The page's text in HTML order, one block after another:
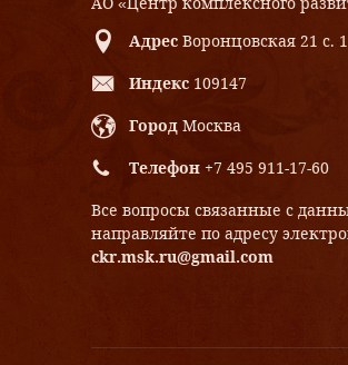
Адрес Воронцовская 21 с. 1
Индекс 109147
Город Москва
Телефон +7 495 911-17-60
Все вопросы связанные с
направляйте по адресу
ckr.msk.ru@gmail.com